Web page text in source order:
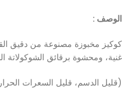
الوصف :
كوكيز مخبوزة مصنوعة من دقيق
غنية، ومحشوة برقائق الشوكولاتة
(قليل الدسم، قليل السعرات